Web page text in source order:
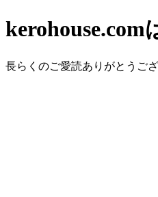
長らくのご愛読ありがとうご